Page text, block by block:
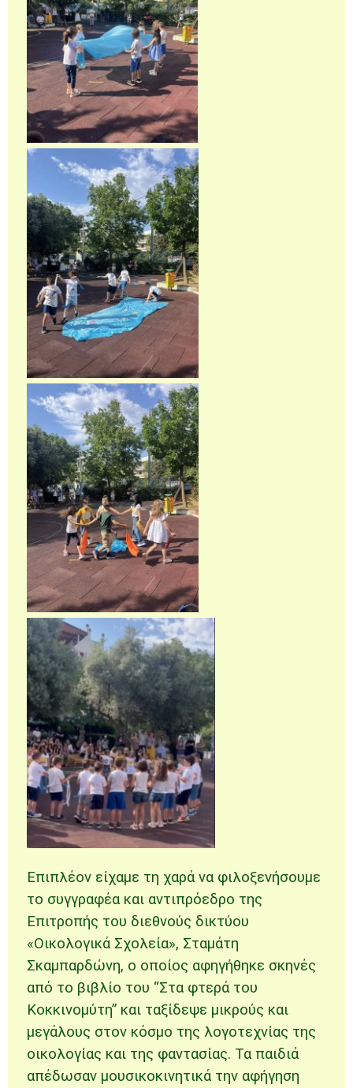
Επιπλέον είχαμε τη χαρά να φιλοξενήσουμε
το συγγραφέα και αντιπρόεδρο της
Επιτροπής του διεθνούς δικτύου
«Οικολογικά Σχολεία», Σταμάτη
Σκαμπαρδώνη, ο οποίος αφηγήθηκε σκηνές
από το βιβλίο του “Στα φτερά του
Κοκκινομύτη” και ταξίδεψε μικρούς και
μεγάλους στον κόσμο της λογοτεχνίας της
οικολογίας και της φαντασίας. Τα παιδιά
απέδωσαν μουσικοκινητικά την αφήγηση